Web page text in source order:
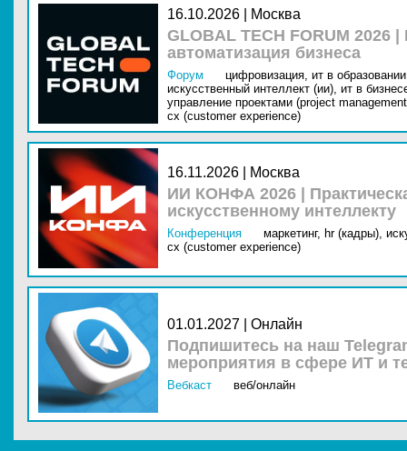
16.10.2026 | Москва
GLOBAL TECH FORUM
автоматизация бизнеса
Форум цифровизация, ит в
искусственный интеллект (ии), ит в
управление проектами (project
cx (customer experience)
16.11.2026 | Москва
ИИ КОНФА 2026 |
искусственному интеллекту
Конференция маркетинг, hr (кадры),
cx (customer experience)
01.01.2027 | Онлайн
Подпишитесь на наш
мероприятия в сфере ИТ и
Вебкаст веб/онлайн